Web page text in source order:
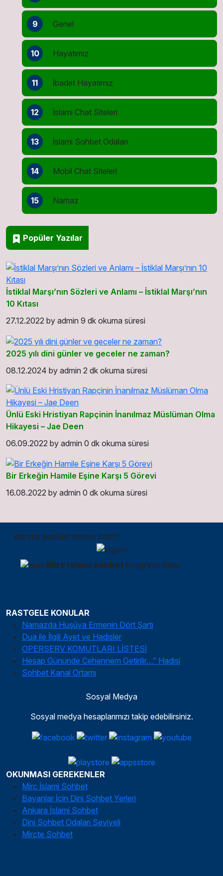
9 Genel
10 Hayatımız
11 İbadet Hayatımız
12 İslami Chat Siteleri
13 İslami Sohbet Odaları
14 Mobil Chat Siteleri
15 Namaz
Popüler Yazılar
İstiklal Marşı’nın Sözleri ve Anlamı – İstiklal Marşı’nın
10 Kıtası
27.12.2022 by admin 9 dk okuma süresi
2025 yılı dini günler ve geceler ne zaman?
08.12.2024 by admin 2 dk okuma süresi
Ünlü Eski Hristiyan Rapçinin İnanılmaz Müslüman Olma
Hikayesi – Jae Deen
06.09.2022 by admin 0 dk okuma süresi
Bir Erkeğin Hamile Eşine Karşı 5 Görevi
16.08.2022 by admin 0 dk okuma süresi
mircte sohbet hemen indirin
Mirc islami sohbet programı İndir
RASTGELE KONULAR
Namazda Huşûya Ermenin Dört Şartı
Dua ile İlgili Ayet ve Hadisler
OPERSERV KOMUTLARI LİSTESİ
Hesap Gününde Cehennem Getirilir…” Hadisi
Sohbet Kanal Ortamı
Sosyal Medya
Sosyal medya hesaplarımızı takip edebilirsiniz.
OKUNMASI GEREKENLER
Mirc İslami Sohbet
Bayanlar İçin Dini Sohbet Yerleri
Ankara İslami Sohbet
Dini Sohbet Odaları Seviyeli
Mircte Sohbet